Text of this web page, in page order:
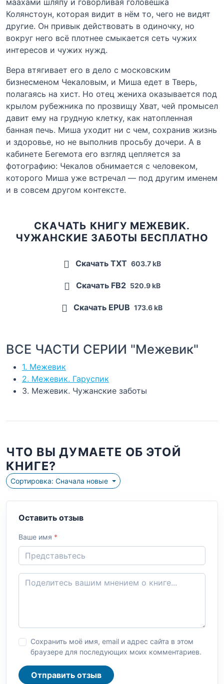
маахами шляпу и говорливая головешка
Колянстоун, которая видит в нём то, чего не видят
другие. Он привык действовать в одиночку, но
вокруг него всё плотнее смыкается сеть чужих
интересов и чужих нужд.
Вера втягивает его в дело с московским
бизнесменом Чекаловым, и Миша едет в Тверь,
полагаясь на хист. Но отец жениха оказывается под
крылом рубежника по прозвищу Хват, чей промысел
давит ему на грудную клетку, как натопленная
банная печь. Миша уходит ни с чем, сохранив жизнь
и здоровье, но не выполнив просьбу дочери. А в
кабинете Бегемота его взгляд цепляется за
фотографию: Чекалов обнимается с человеком,
которого Миша уже встречал — под другим именем
и в совсем другом контексте.
СКАЧАТЬ КНИГУ МЕЖЕВИК.
ЧУЖАНСКИЕ ЗАБОТЫ БЕСПЛАТНО
Скачать TXT 603.7 kB
Скачать FB2 520.9 kB
Скачать EPUB 173.6 kB
ВСЕ ЧАСТИ СЕРИИ "Межевик"
1. Межевик
2. Межевик. Гаруспик
3. Межевик. Чужанские заботы
ЧТО ВЫ ДУМАЕТЕ ОБ ЭТОЙ
КНИГЕ?
Сортировка: Сначала новые
Оставить отзыв
Ваше имя *
Сохранить моё имя, email и адрес сайта в этом
браузере для последующих моих комментариев.
Отправить отзыв